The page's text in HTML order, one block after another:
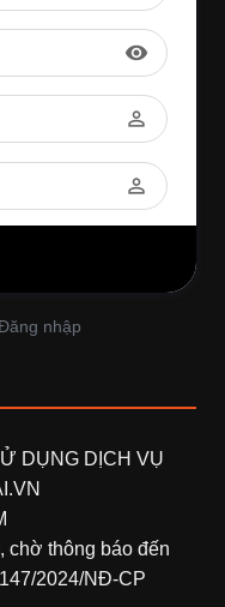
visibility
perm_identity
perm_identity
nhập
DỤNG DỊCH VỤ
chờ thông báo đến
2024/NĐ-CP